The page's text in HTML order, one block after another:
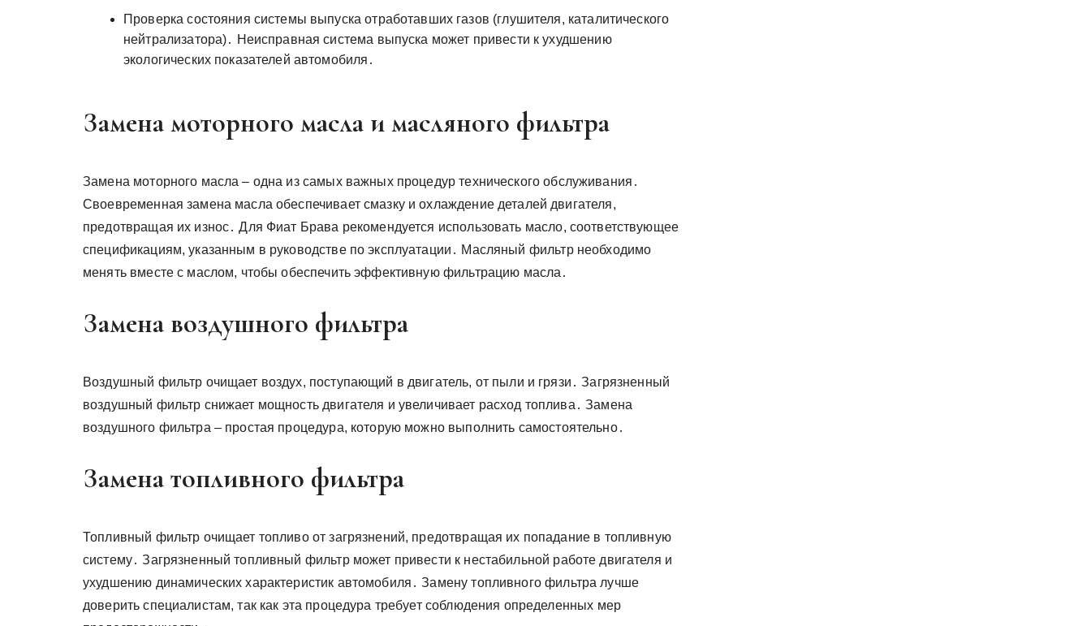
Проверка состояния системы выпуска отработавших газов (глушителя, каталитического
нейтрализатора)․ Неисправная система выпуска может привести к ухудшению
экологических показателей автомобиля․
Замена моторного масла и масляного фильтра
Замена моторного масла – одна из самых важных процедур технического обслуживания․
Своевременная замена масла обеспечивает смазку и охлаждение деталей двигателя,
предотвращая их износ․ Для Фиат Брава рекомендуется использовать масло, соответствующее
спецификациям, указанным в руководстве по эксплуатации․ Масляный фильтр необходимо
менять вместе с маслом, чтобы обеспечить эффективную фильтрацию масла․
Замена воздушного фильтра
Воздушный фильтр очищает воздух, поступающий в двигатель, от пыли и грязи․ Загрязненный
воздушный фильтр снижает мощность двигателя и увеличивает расход топлива․ Замена
воздушного фильтра – простая процедура, которую можно выполнить самостоятельно․
Замена топливного фильтра
Топливный фильтр очищает топливо от загрязнений, предотвращая их попадание в топливную
систему․ Загрязненный топливный фильтр может привести к нестабильной работе двигателя и
ухудшению динамических характеристик автомобиля․ Замену топливного фильтра лучше
доверить специалистам, так как эта процедура требует соблюдения определенных мер